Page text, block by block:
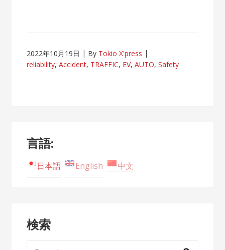
2022年10月19日 By Tokio X'press
reliability,Accident, TRAFFIC, EV,AUTO,Safety
言語:
日本語 English 中文
検索
Search